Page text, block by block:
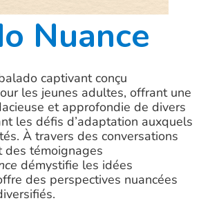
Nuance
captivant conçu
les jeunes adultes, offrant une
et approfondie de divers
les défis d’adaptation auxquels
À travers des conversations
des témoignages
démystifie les idées
des perspectives nuancées